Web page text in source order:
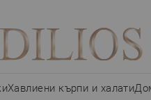
Хавлиени кърпи и халати